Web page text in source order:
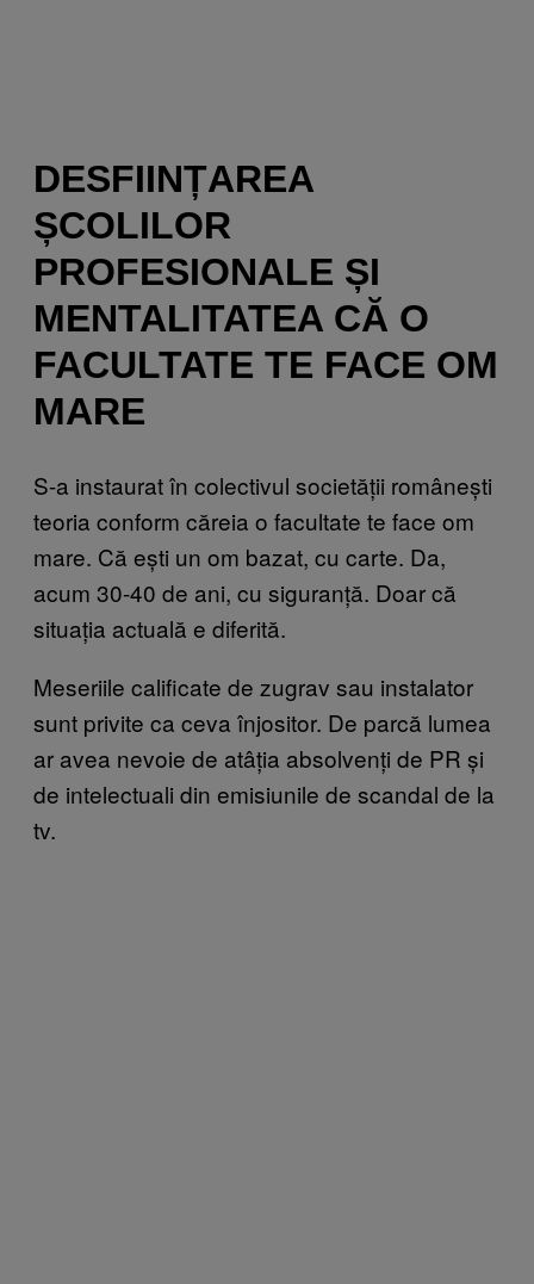
DESFIINȚAREA
ȘCOLILOR
PROFESIONALE ȘI
MENTALITATEA CĂ O
FACULTATE TE FACE OM
MARE
S-a instaurat în colectivul societății românești
teoria conform căreia o facultate te face om
mare. Că ești un om bazat, cu carte. Da,
acum 30-40 de ani, cu siguranță. Doar că
situația actuală e diferită.
Meseriile calificate de zugrav sau instalator
sunt privite ca ceva înjositor. De parcă lumea
ar avea nevoie de atâția absolvenți de PR și
de intelectuali din emisiunile de scandal de la
tv.